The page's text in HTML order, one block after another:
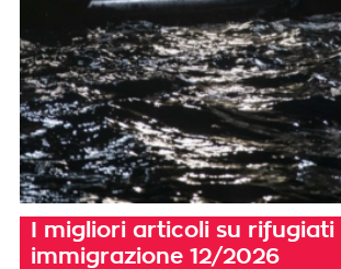
I migliori articoli su rifugiati
immigrazione 12/2026